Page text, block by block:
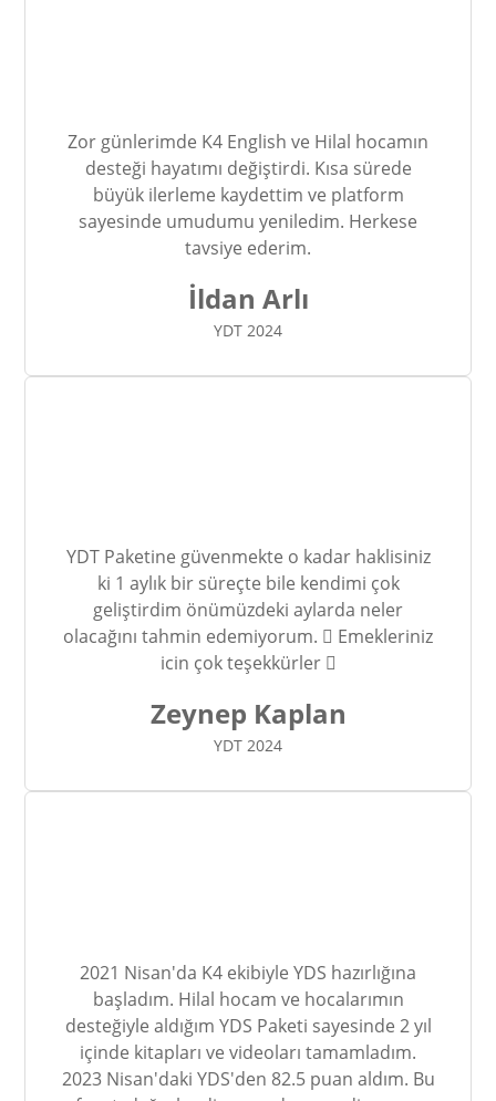
Zor günlerimde K4 English ve Hilal hocamın
desteği hayatımı değiştirdi. Kısa sürede
büyük ilerleme kaydettim ve platform
sayesinde umudumu yeniledim. Herkese
tavsiye ederim.
İldan Arlı
YDT 2024
YDT Paketine güvenmekte o kadar haklisiniz
ki 1 aylık bir süreçte bile kendimi çok
geliştirdim önümüzdeki aylarda neler
olacağını tahmin edemiyorum.  Emekleriniz
icin çok teşekkürler 
Zeynep Kaplan
YDT 2024
2021 Nisan'da K4 ekibiyle YDS hazırlığına
başladım. Hilal hocam ve hocalarımın
desteğiyle aldığım YDS Paketi sayesinde 2 yıl
içinde kitapları ve videoları tamamladım.
2023 Nisan'daki YDS'den 82.5 puan aldım. Bu